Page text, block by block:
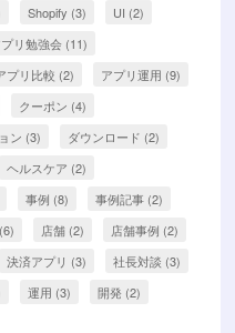
Shopify (3) UI (2)
リ勉強会 (11)
プリ比較 (2) アプリ運用 (9)
クーポン (4)
ン (3) ダウンロード (2)
ヘルスケア (2)
事例 (8) 事例記事 (2)
(6) 店舗 (2) 店舗事例 (2)
決済アプリ (3) 社長対談 (3)
運用 (3) 開発 (2)